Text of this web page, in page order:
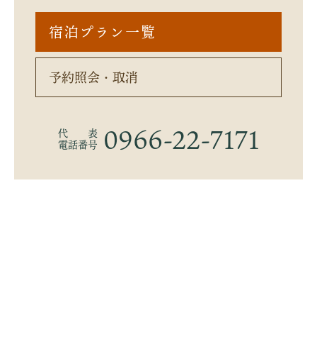
宿泊プラン一覧
予約照会・取消
代 表
電話番号 0966-22-7171